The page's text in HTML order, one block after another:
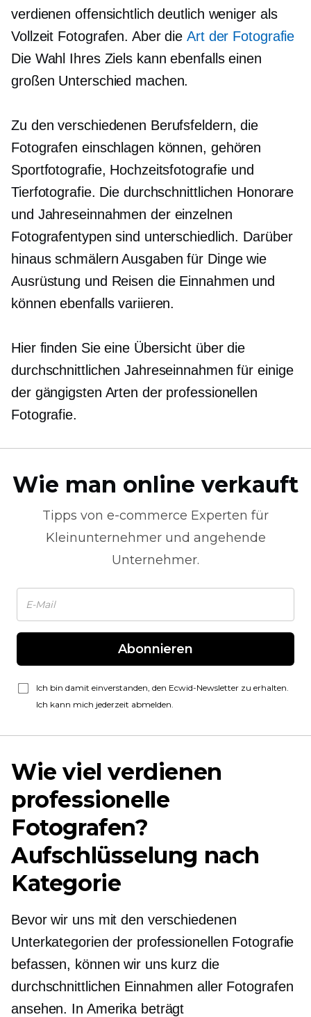
verdienen offensichtlich deutlich weniger als
Vollzeit Fotografen. Aber dieArt der Fotografie
Die Wahl Ihres Ziels kann ebenfalls einen
großen Unterschied machen.
Zu den verschiedenen Berufsfeldern, die
Fotografen einschlagen können, gehören
Sportfotografie, Hochzeitsfotografie und
Tierfotografie. Die durchschnittlichen Honorare
und Jahreseinnahmen der einzelnen
Fotografentypen sind unterschiedlich. Darüber
hinaus schmälern Ausgaben für Dinge wie
Ausrüstung und Reisen die Einnahmen und
können ebenfalls variieren.
Hier finden Sie eine Übersicht über die
durchschnittlichen Jahreseinnahmen für einige
der gängigsten Arten der professionellen
Fotografie.
Wie man online verkauft
Tipps von e-commerce Experten für
Kleinunternehmer und angehende
Unternehmer.
Abonnieren
Ich bin damit einverstanden, den Ecwid-Newsletter zu erhalten.
Ich kann mich jederzeit abmelden.
Wie viel verdienen
professionelle
Fotografen?
Aufschlüsselung nach
Kategorie
Bevor wir uns mit den verschiedenen
Unterkategorien der professionellen Fotografie
befassen, können wir uns kurz die
durchschnittlichen Einnahmen aller Fotografen
ansehen. In Amerika beträgt